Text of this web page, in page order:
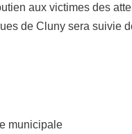
aux victimes des
de Cluny sera suivie
municipale